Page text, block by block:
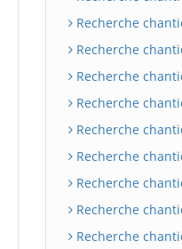
Recherche
Recherche
Recherche
Recherche
Recherche
Recherche
Recherche
Recherche
Recherche